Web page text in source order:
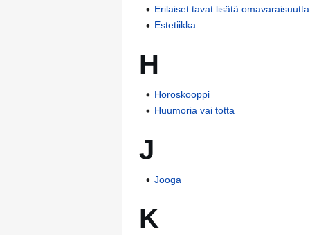
Erilaiset tavat lisätä omavaraisuutta
Estetiikka
H
Horoskooppi
Huumoria vai totta
J
Jooga
K